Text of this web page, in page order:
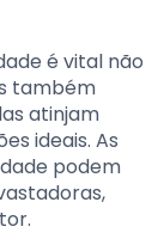
é vital não
também
atinjam
ideais. As
podem